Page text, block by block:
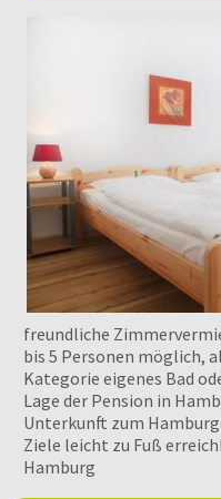
freundliche
bis 5 Personen möglich,
Kategorie eigenes Bad
Lage der Pension in
Unterkunft zum
Ziele leicht zu Fuß
Hamburg